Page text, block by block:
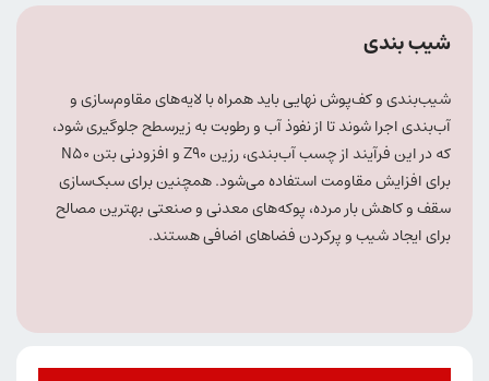
شیب بندی
شیب‌بندی و کف‌پوش نهایی باید همراه با لایه‌های مقاوم‌سازی و
آب‌بندی اجرا شوند تا از نفوذ آب و رطوبت به زیرسطح جلوگیری شود،
که در این فرآیند از چسب آب‌بندی، رزین Z90 و افزودنی بتن N50
برای افزایش مقاومت استفاده می‌شود. همچنین برای سبک‌سازی
سقف و کاهش بار مرده، پوکه‌های معدنی و صنعتی بهترین مصالح
برای ایجاد شیب و پرکردن فضاهای اضافی هستند.